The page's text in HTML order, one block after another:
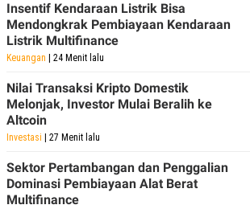
Insentif Kendaraan Listrik Bisa
Mendongkrak Pembiayaan Kendaraan
Listrik Multifinance
Keuangan | 24 Menit lalu
Nilai Transaksi Kripto Domestik
Melonjak, Investor Mulai Beralih ke
Altcoin
Investasi | 27 Menit lalu
Sektor Pertambangan dan Penggalian
Dominasi Pembiayaan Alat Berat
Multifinance